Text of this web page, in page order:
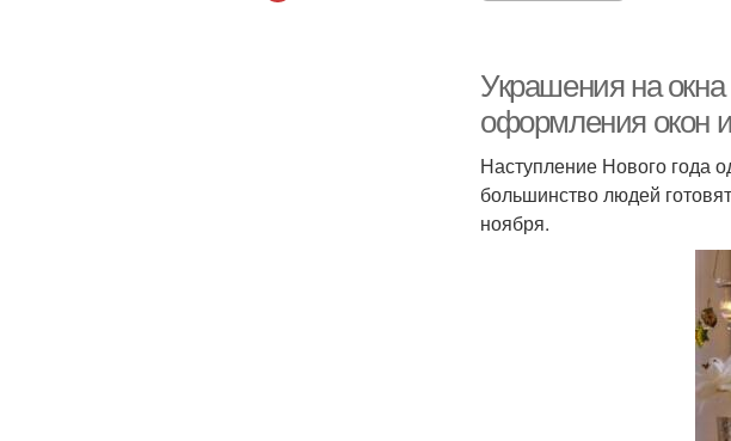
Украшения на
оформления окон
Наступление Нового года
большинство людей
ноября.